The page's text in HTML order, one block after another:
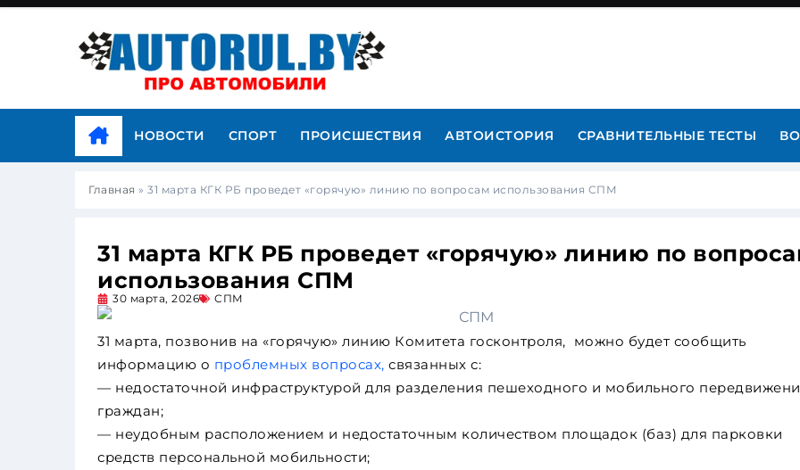
НОВОСТИ СПОРТ ПРОИСШЕСТВИЯ АВТОИСТОРИЯ СРАВНИТЕЛЬНЫЕ ТЕСТЫ
Главная » 31 марта КГК РБ проведет «горячую» линию по вопросам использования СПМ
31 марта КГК РБ проведет «горячую» линию по
использования СПМ
30 марта, 2026 СПМ
31 марта, позвонив на «горячую» линию Комитета госконтроля, можно будет сообщить
информацию о проблемных вопросах, связанных с:
— недостаточной инфраструктурой для разделения пешеходного и мобильного
граждан;
— неудобным расположением и недостаточным количеством площадок (баз) для парковки
средств персональной мобильности;